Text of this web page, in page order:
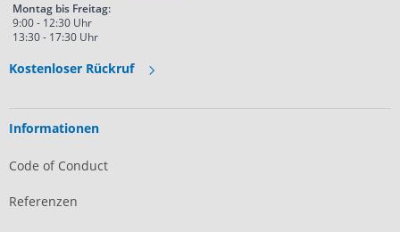
Montag bis Freitag:
9:00 - 12:30 Uhr
13:30 - 17:30 Uhr
Kostenloser Rückruf
Informationen
Code of Conduct
Referenzen